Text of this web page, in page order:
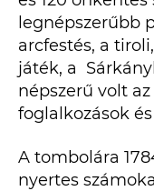
legnépszerűbb
arcfestés, a
játék, a
népszerű volt
foglalkozások
A tombolára
nyertes